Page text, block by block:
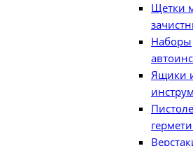
Щетки
Наборы
Ящики